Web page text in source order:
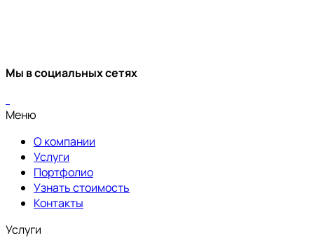
Мы в социальных сетях
Меню
О компании
Услуги
Портфолио
Узнать стоимость
Контакты
Услуги